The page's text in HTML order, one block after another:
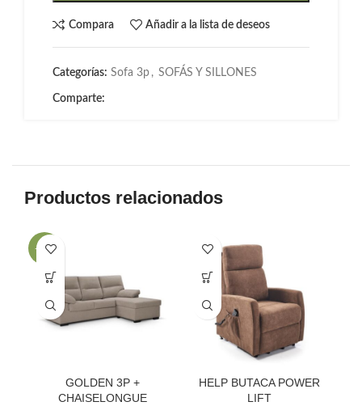
Compara Añadir a la lista de deseos
Categorías: Sofa 3p , SOFÁS Y SILLONES
Comparte:
Productos relacionados
-29%
GOLDEN 3P +
CHAISELONGUE
HELP BUTACA POWER
LIFT